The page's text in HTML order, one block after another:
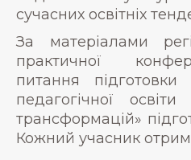
сучасних освітніх
За матеріалами
практичної
питання підготовки
педагогічної
трансформацій»
Кожний учасник